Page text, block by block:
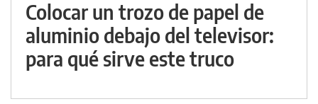
Colocar un trozo de papel de
aluminio debajo del televisor:
para qué sirve este truco